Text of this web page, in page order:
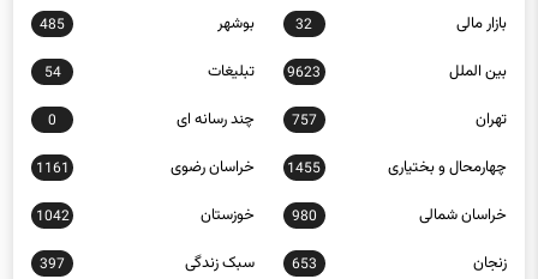
بازار مالی 32 بوشهر 485
بین الملل 9623 تبلیغات 54
تهران 757 چند رسانه ای 0
چهارمحال و بختیاری 1455 خراسان رضوی 1161
خراسان شمالی 980 خوزستان 1042
زنجان 653 سبک زندگی 397